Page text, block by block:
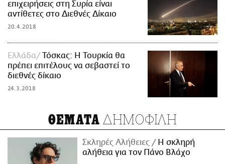
επιχειρήσεις στη Συρία είναι
αντίθετες στο Διεθνές Δίκαιο
20.4.2018
Ελλάδα
Τόσκας: Η Τουρκία θα
πρέπει επιτέλους να σεβαστεί το
διεθνές δίκαιο
24.3.2018
ΘΕΜΑΤΑ ΔΗΜΟΦΙΛΗ
Σκληρές Αλήθειες
H σκληρή
αλήθεια για τον Πάνο Βλάχο